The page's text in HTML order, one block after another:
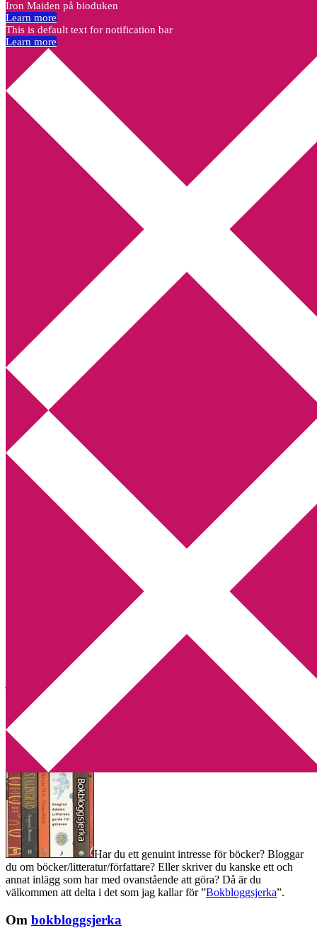
Annikas litteratur- och kulturblogg
Deckare, kriminalromaner, thrillers
Hem
Boktolva
Författarfemman
Kontakt
Webbshop Amazon
Utskriftscentralen
Min tv-blogg
You are here:Home Bokbloggsjerka
Bokbloggsjerka 15 – 18
Bokbloggsjerka 15 – 18 januari
2016-01-15 by
Har du ett genuint intresse för böcker? Bloggar
du om böcker/litteratur/författare? Eller skriver du kanske ett och
annat inlägg som har med ovanstående att göra? Då är du
välkommen att delta i det som jag kallar för ”Bokbloggsjerka”.
Om bokbloggsjerka
Iron Maiden på bioduken
Learn more
This is default text for notification bar
Learn more